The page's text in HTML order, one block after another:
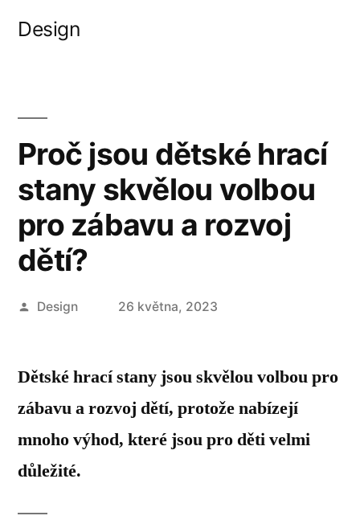
Design
Proč jsou dětské hrací
stany skvělou volbou
pro zábavu a rozvoj
dětí?
Autor
Design 26 května, 2023
Dětské hrací stany jsou skvělou volbou pro
zábavu a rozvoj dětí, protože nabízejí
mnoho výhod, které jsou pro děti velmi
důležité.